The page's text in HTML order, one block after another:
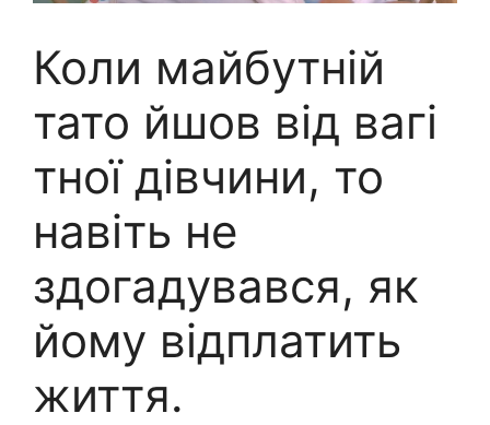
Коли майбутній
тато йшов від вагі
тної дівчини, то
навіть не
здогадувався, як
йому відплатить
життя.